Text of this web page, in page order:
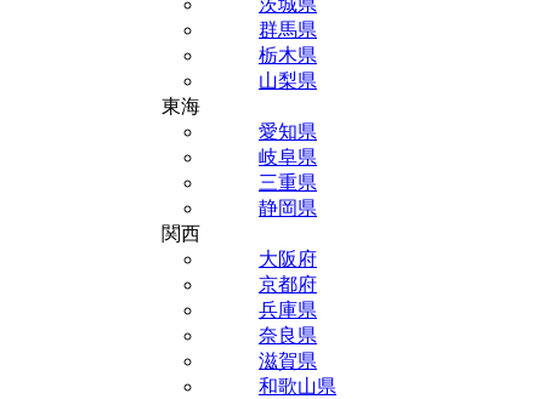
茨城県
群馬県
栃木県
山梨県
東海
愛知県
岐阜県
三重県
静岡県
関西
大阪府
京都府
兵庫県
奈良県
滋賀県
和歌山県